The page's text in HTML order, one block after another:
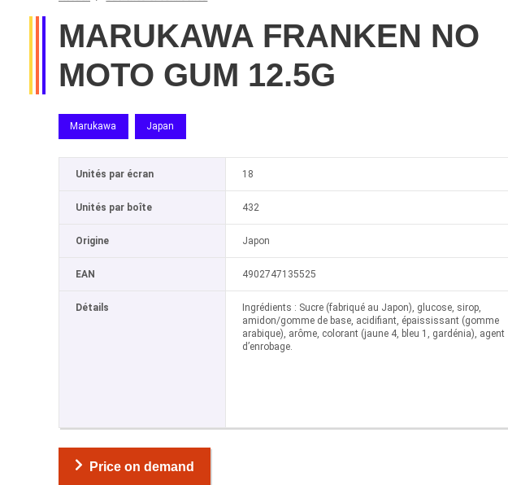
MARUKAWA FRANKEN NO
MOTO GUM 12.5G
Marukawa Japan
Unités par écran 18
Unités par boîte 432
Origine Japon
EAN 4902747135525
Détails
Ingrédients : Sucre (fabriqué au Japon), glucose, sirop,
amidon/gomme de base, acidifiant, épaississant (gomme
arabique), arôme, colorant (jaune 4, bleu 1, gardénia), agent
d’enrobage.
Price on demand